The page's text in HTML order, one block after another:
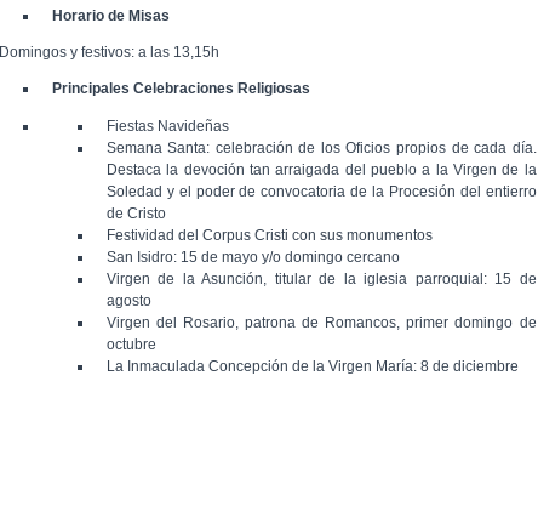
Horario de Misas
Domingos y festivos: a las 13,15h
Principales Celebraciones Religiosas
Fiestas Navideñas
Semana Santa: celebración de los Oficios propios de cada día.
Destaca la devoción tan arraigada del pueblo a la Virgen de la
Soledad y el poder de convocatoria de la Procesión del entierro
de Cristo
Festividad del Corpus Cristi con sus monumentos
San Isidro: 15 de mayo y/o domingo cercano
Virgen de la Asunción, titular de la iglesia parroquial: 15 de
agosto
Virgen del Rosario, patrona de Romancos, primer domingo de
octubre
La Inmaculada Concepción de la Virgen María: 8 de diciembre